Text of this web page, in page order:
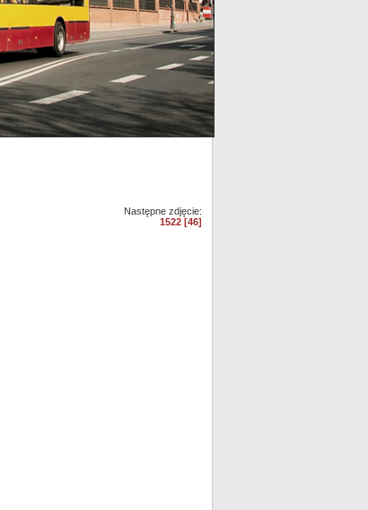
Następne zdjęcie:
1522 [46]